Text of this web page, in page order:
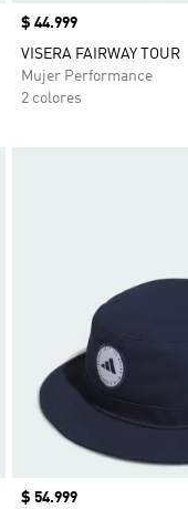
Precio
$ 44.999
VISERA FAIRWAY TOUR
Mujer Performance
2 colores
Precio
$ 54.999